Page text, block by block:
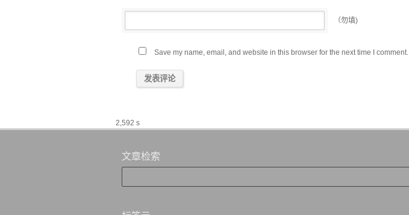
（勿填)
Save my name, email, and website in this browser for the next time I comment.
2,592 s
文章检索